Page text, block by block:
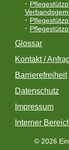
Glossar
Kontakt /
Barrierefreiheit
Datenschutz
Impressum
Interner
© 2026